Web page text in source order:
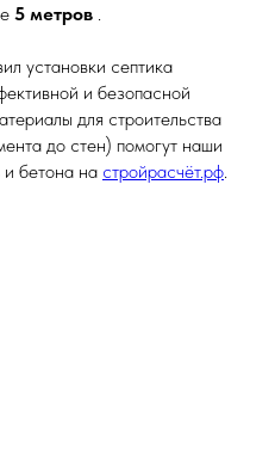
5 метров .
установки септика
и безопасной
для строительства
до стен) помогут наши
и бетона на стройрасчёт.рф.